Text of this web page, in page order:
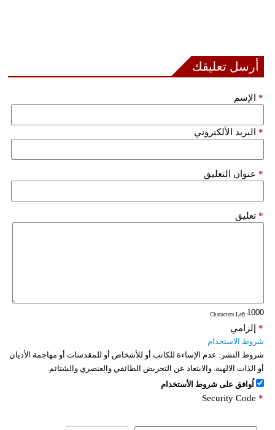
أرسل تعليقك
الإسم *
البريد الألكتروني *
عنوان التعليق *
تعليق *
: Characters Left
إلزامي *
شروط الاستخدام
شروط النشر: عدم الإساءة للكاتب أو للأشخاص أو للمقدسات أو مهاجمة الأديان
أو الذات الالهية. والابتعاد عن التحريض الطائفي والعنصري والشتائم.
اُوافق على شروط الأستخدام
Security Code *